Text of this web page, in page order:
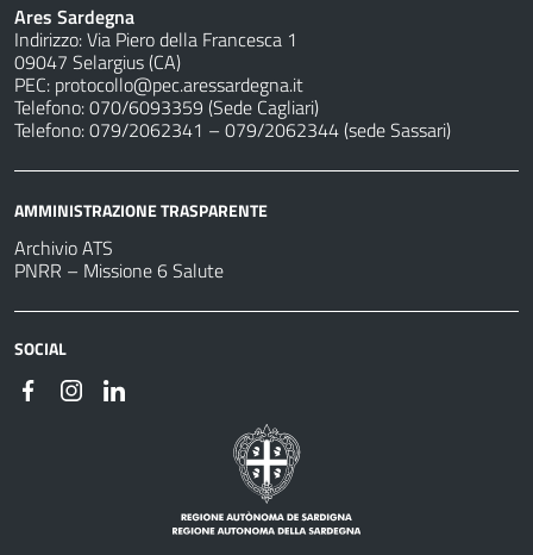
Ares Sardegna
Indirizzo: Via Piero della Francesca 1
09047 Selargius (CA)
PEC: protocollo@pec.aressardegna.it
Telefono: 070/6093359 (Sede Cagliari)
Telefono: 079/2062341 – 079/2062344 (sede Sassari)
AMMINISTRAZIONE TRASPARENTE
Archivio ATS
PNRR – Missione 6 Salute
SOCIAL